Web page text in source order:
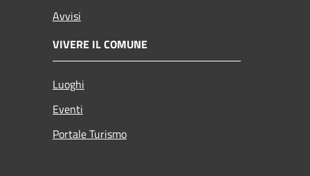
Avvisi
VIVERE IL COMUNE
Luoghi
Eventi
Portale Turismo